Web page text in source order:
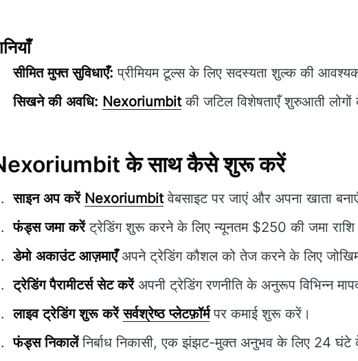
सीमित मुफ्त सुविधाएँ: प्रीमियम टूल्स के लिए सदस्यता शुल्क की
सिखने की अवधि: Nexoriumbitकी जटिल विशेषताएँ शुरुआती लोगों
के साथ कैसे शुरू करें
साइन अप करें Nexoriumbitवेबसाइट पर जाएं और अपना खाता
फंड्स जमा करेंट्रेडिंग शुरू करने के लिए न्यूनतम $250 की जमा राशि
डेमो अकाउंट आज़माएँअपने ट्रेडिंग कौशल को तेज करने के लिए
ट्रेडिंग पैरामीटर्स सेट करेंअपनी ट्रेडिंग रणनीति के अनुरूप विभिन्न
लाइव ट्रेडिंग शुरू करें सर्वश्रेष्ठ प्लेटफ़ॉर्मपर कमाई शुरू करें।
फंड्स निकालेंनिर्बाध निकासी, एक झंझट-मुक्त अनुभव के लिए 24 घंटे